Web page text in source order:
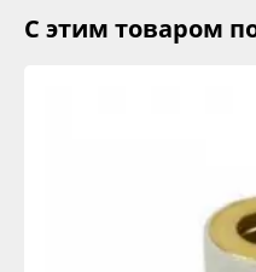
С этим товаром